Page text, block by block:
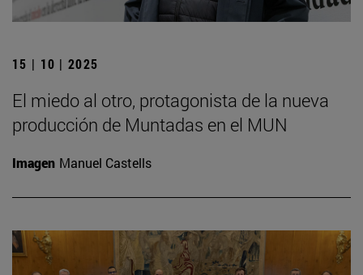
15 | 10 | 2025
El miedo al otro, protagonista de la nueva
producción de Muntadas en el MUN
Imagen Manuel Castells